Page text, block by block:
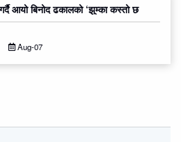
आयो बिनोद ढकालको ‘झुम्का कस्तो छ
Aug-07